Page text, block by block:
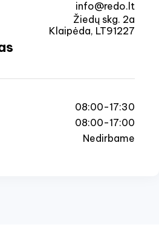
info@redo.lt
Žiedų skg. 2a
Klaipėda, LT91227
08:00-17:30
08:00-17:00
Nedirbame